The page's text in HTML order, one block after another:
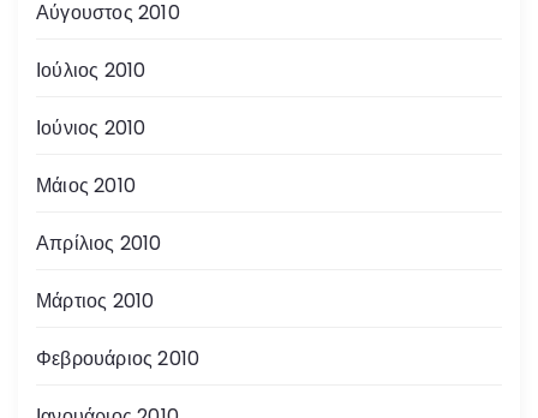
Αύγουστος 2010
Ιούλιος 2010
Ιούνιος 2010
Μάιος 2010
Απρίλιος 2010
Μάρτιος 2010
Φεβρουάριος 2010